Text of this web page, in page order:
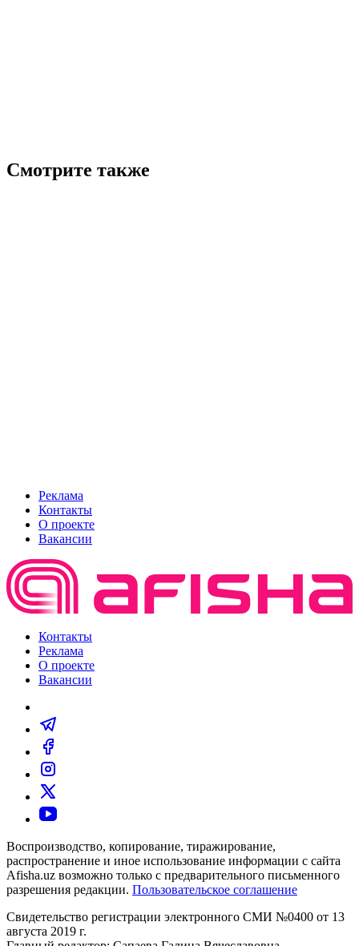
Смотрите также
Реклама
Контакты
О проекте
Вакансии
Контакты
Реклама
О проекте
Вакансии
Воспроизводство, копирование, тиражирование,
распространение и иное использование информации с сайта
Afisha.uz возможно только с предварительного письменного
разрешения редакции. Пользовательское соглашение
Свидетельство регистрации электронного СМИ №0400 от 13
августа 2019 г.